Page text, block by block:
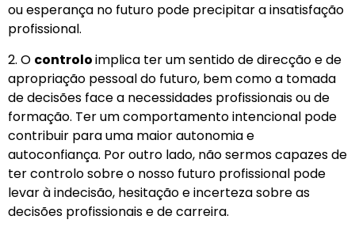
ou esperança no futuro pode precipitar a insatisfação
profissional.
2. O controloimplica ter um sentido de direcção e de
apropriação pessoal do futuro, bem como a tomada
de decisões face a necessidades profissionais ou de
formação. Ter um comportamento intencional pode
contribuir para uma maior autonomia e
autoconfiança. Por outro lado, não sermos capazes de
ter controlo sobre o nosso futuro profissional pode
levar à indecisão, hesitação e incerteza sobre as
decisões profissionais e de carreira.